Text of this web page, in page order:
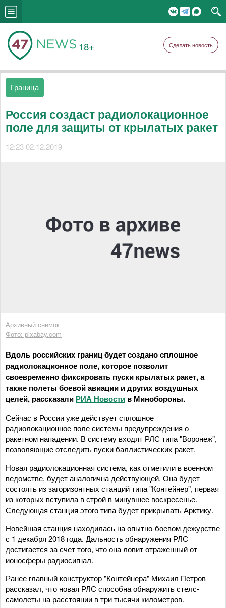
18+ Сделать новость
Граница
Россия создаст радиолокационное
поле для защиты от крылатых ракет
12:23 02.12.2019
Архивный снимок
Фото: pixabay.com
Вдоль российских границ будет создано сплошное
радиолокационное поле, которое позволит
своевременно фиксировать пуски крылатых ракет, а
также полеты боевой авиации и других воздушных
целей, рассказали РИА Новости в Минобороны.
Сейчас в России уже действует сплошное
радиолокационное поле системы предупреждения о
ракетном нападении. В систему входят РЛС типа "Воронеж",
позволяющие отследить пуски баллистических ракет.
Новая радиолокационная система, как отметили в военном
ведомстве, будет аналогична действующей. Она будет
состоять из загоризонтных станций типа "Контейнер", первая
из которых вступила в строй в минувшее воскресенье.
Следующая станция этого типа будет прикрывать Арктику.
Новейшая станция находилась на опытно-боевом дежурстве
с 1 декабря 2018 года. Дальность обнаружения РЛС
достигается за счет того, что она ловит отраженный от
ионосферы радиосигнал.
Ранее главный конструктор "Контейнера" Михаил Петров
рассказал, что новая РЛС способна обнаружить стелс-
самолеты на расстоянии в три тысячи километров.